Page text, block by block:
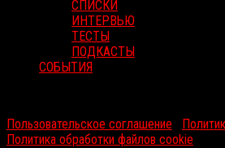
СПИСКИ
ИНТЕРВЬЮ
ТЕСТЫ
ПОДКАСТЫ
СОБЫТИЯ
Пользовательское соглашение
Политика обработки файлов cookie